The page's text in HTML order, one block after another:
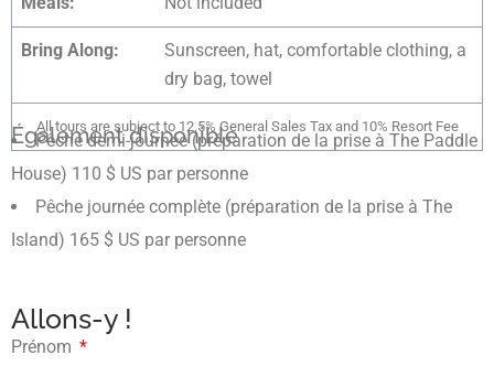
Bring Along:
Sunscreen, hat, comfortable clothing, a
dry bag, towel
All tours are subject to 12.5% General Sales Tax and 10% Resort Fee
Également disponible
Pêche demi-journée (préparation de la prise à The Paddle
House) 110 $ US par personne
Pêche journée complète (préparation de la prise à The
Island) 165 $ US par personne
Allons-y !
Prénom